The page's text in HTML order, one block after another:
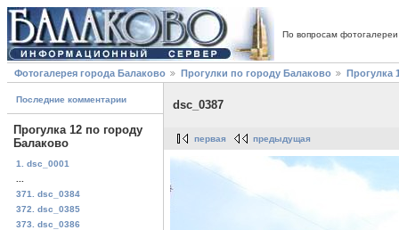
По вопросам
Фотогалерея города Балаково Прогулки по городу Балаково Прогулка
Последние комментарии
Прогулка 12 по городу
Балаково
1. dsc_0001
371. dsc_0384
372. dsc_0385
373. dsc_0386
dsc_0387
первая предыдущая